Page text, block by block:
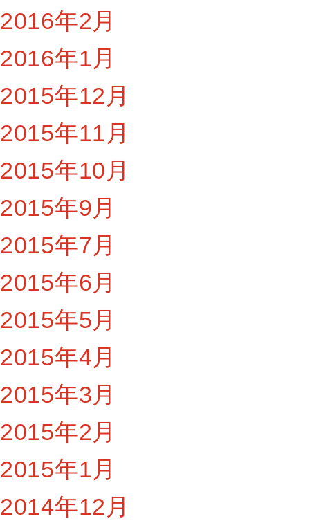
2016年2月
2016年1月
2015年12月
2015年11月
2015年10月
2015年9月
2015年7月
2015年6月
2015年5月
2015年4月
2015年3月
2015年2月
2015年1月
2014年12月